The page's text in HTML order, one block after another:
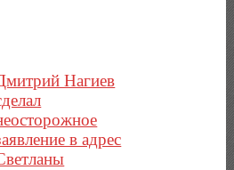
Нагиев
в адрес